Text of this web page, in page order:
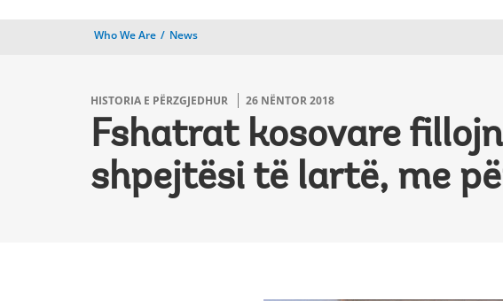
Who We Are News
HISTORIA E PËRZGJEDHUR 26 NËNTOR 2018
Fshatrat kosovare
shpejtësi të lartë, me